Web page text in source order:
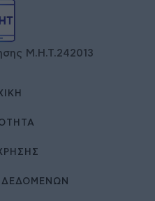
Μ.Η.Τ.242013
ΔΕΔΟΜΕΝΩΝ